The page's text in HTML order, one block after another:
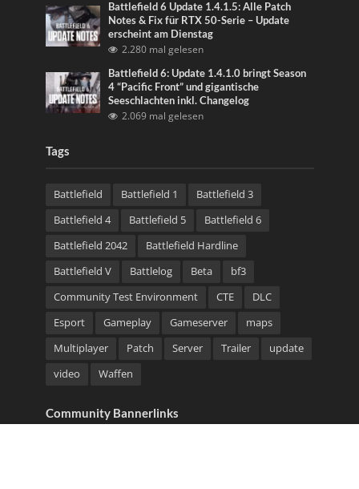
Battlefield 6 Update 1.4.1.5: Alle Patch
Notes & Fix für RTX 50-Serie – Update
erscheint am Dienstag
2.280 mal gelesen
Battlefield 6: Update 1.4.1.0 bringt Season
4 “Pacific Front” und gigantische
Seeschlachten inkl. Changelog
2.069 mal gelesen
Tags
Battlefield Battlefield 1
Battlefield 3
Battlefield 4
Battlefield 5
Battlefield 6
Battlefield 2042
Battlefield Hardline
Battlefield V
Battlelog Beta
bf3
Community Test Environment
CTE
DLC
Esport
Gameplay Gameserver
maps
Multiplayer
Patch Server Trailer
update
video
Waffen
Community Bannerlinks